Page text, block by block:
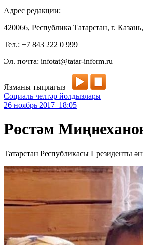
Адрес редакции:
420066, Республика Татарстан, г.
Тел.: +7 843 222 0 999
Эл. почта: infotat@tatar-inform.ru
Язманы тыңлагыз
Социаль челтәр йолдызлары
26 ноябрь 2017 18:05
Рөстәм
Татарстан Республикасы Президенты